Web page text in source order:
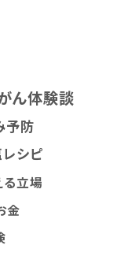
ん体験談
予防
シピ
立場
金